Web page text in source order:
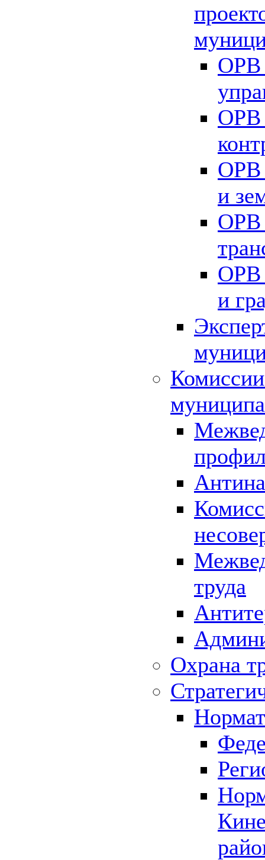
ОРВ
ОРВ
ОРВ
и
ОРВ
ОРВ
и
труда
Охрана